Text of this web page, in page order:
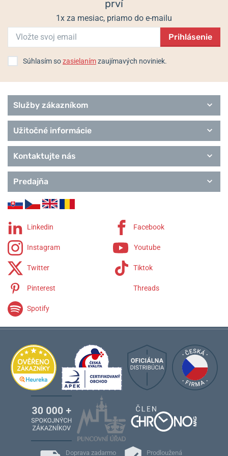
Chrono bike
Chrono Sport
Elegance
Extra
prví
1x za mesiac, priamo do e-mailu
Prihlásenie
Súhlasím sozasielanímzaujímavých noviniek.
Služby zákazníkom
Užitočné informácie
Kontaktujte nás
Predajňa
Linkedin Facebook
Instagram Youtube
Twitter Tiktok
Pinterest Threads
Spotify
Doprava zadarmo Prodloužená